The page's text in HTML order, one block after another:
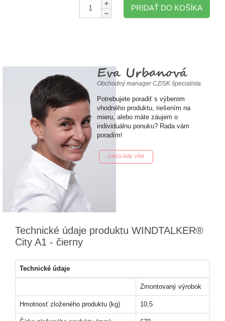
Množstvo:
PRIDAŤ DO KOŠÍKA
Eva Urbanová
Obchodný manager CZ/SK špecialista
Potrebujete poradiť s výberom
vhodného produktu, riešením na
mieru, alebo máte záujem o
individuálnu ponuku? Rada vám
poradím!
ZAVOLÁME VÁM
Technické údaje produktu WINDTALKER®
City A1 - čierny
Technické údaje
Zmontovaný výrobok
Hmotnosť zloženého produktu (kg) 10,5